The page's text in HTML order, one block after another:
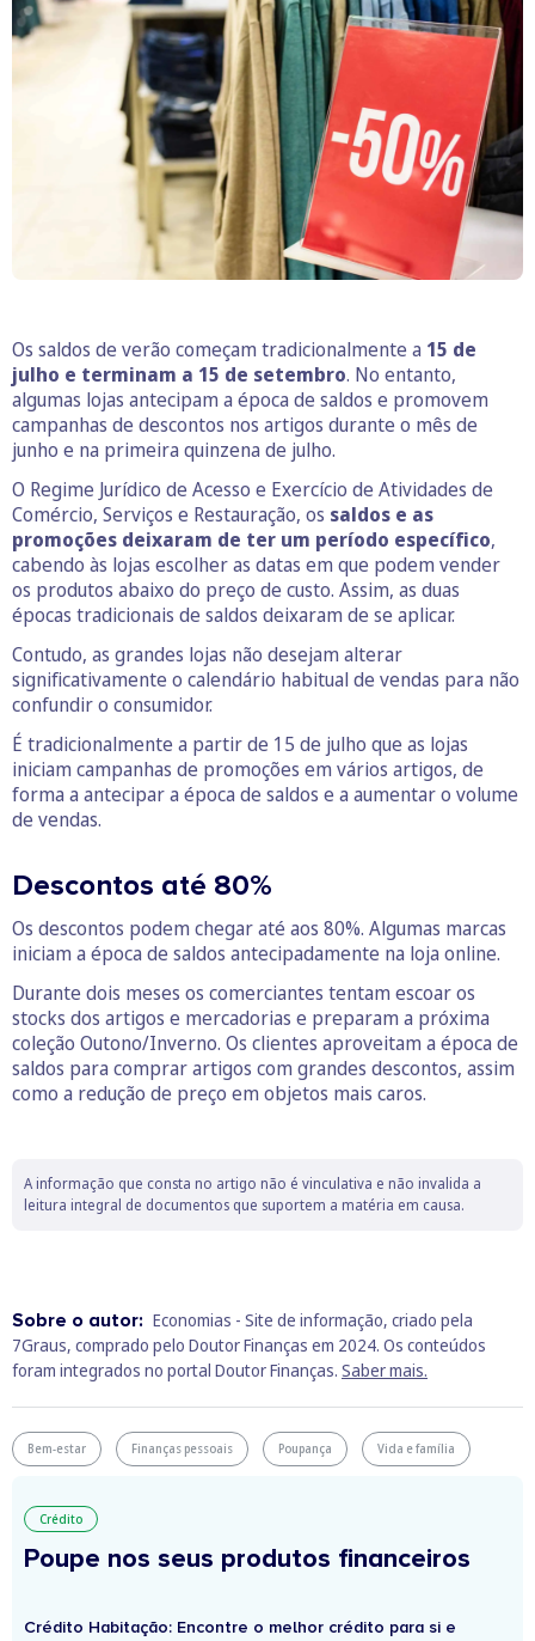
Os saldos de verão começam tradicionalmente a 15 de
julho e terminam a 15 de setembro. No entanto,
algumas lojas antecipam a época de saldos e promovem
campanhas de descontos nos artigos durante o mês de
junho e na primeira quinzena de julho.
O Regime Jurídico de Acesso e Exercício de Atividades de
Comércio, Serviços e Restauração, os saldos e as
promoções deixaram de ter um período específico,
cabendo às lojas escolher as datas em que podem vender
os produtos abaixo do preço de custo. Assim, as duas
épocas tradicionais de saldos deixaram de se aplicar.
Contudo, as grandes lojas não desejam alterar
significativamente o calendário habitual de vendas para não
confundir o consumidor.
É tradicionalmente a partir de 15 de julho que as lojas
iniciam campanhas de promoções em vários artigos, de
forma a antecipar a época de saldos e a aumentar o volume
de vendas.
Descontos até 80%
Os descontos podem chegar até aos 80%. Algumas marcas
iniciam a época de saldos antecipadamente na loja online.
Durante dois meses os comerciantes tentam escoar os
stocks dos artigos e mercadorias e preparam a próxima
coleção Outono/Inverno. Os clientes aproveitam a época de
saldos para comprar artigos com grandes descontos, assim
como a redução de preço em objetos mais caros.
A informação que consta no artigo não é vinculativa e não invalida a
leitura integral de documentos que suportem a matéria em causa.
Sobre o autor: Economias - Site de informação, criado pela
7Graus, comprado pelo Doutor Finanças em 2024. Os conteúdos
foram integrados no portal Doutor Finanças. Saber mais.
Bem-estar Finanças pessoais Poupança Vida e família
Crédito
Poupe nos seus produtos financeiros
Crédito Habitação: Encontre o melhor crédito para si e